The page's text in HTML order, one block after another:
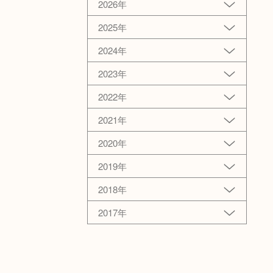
2026年
2025年
2024年
2023年
2022年
2021年
2020年
2019年
2018年
2017年